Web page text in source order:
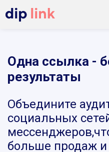
Одна ссылка -
результаты
Объедините
социальных
больше продаж